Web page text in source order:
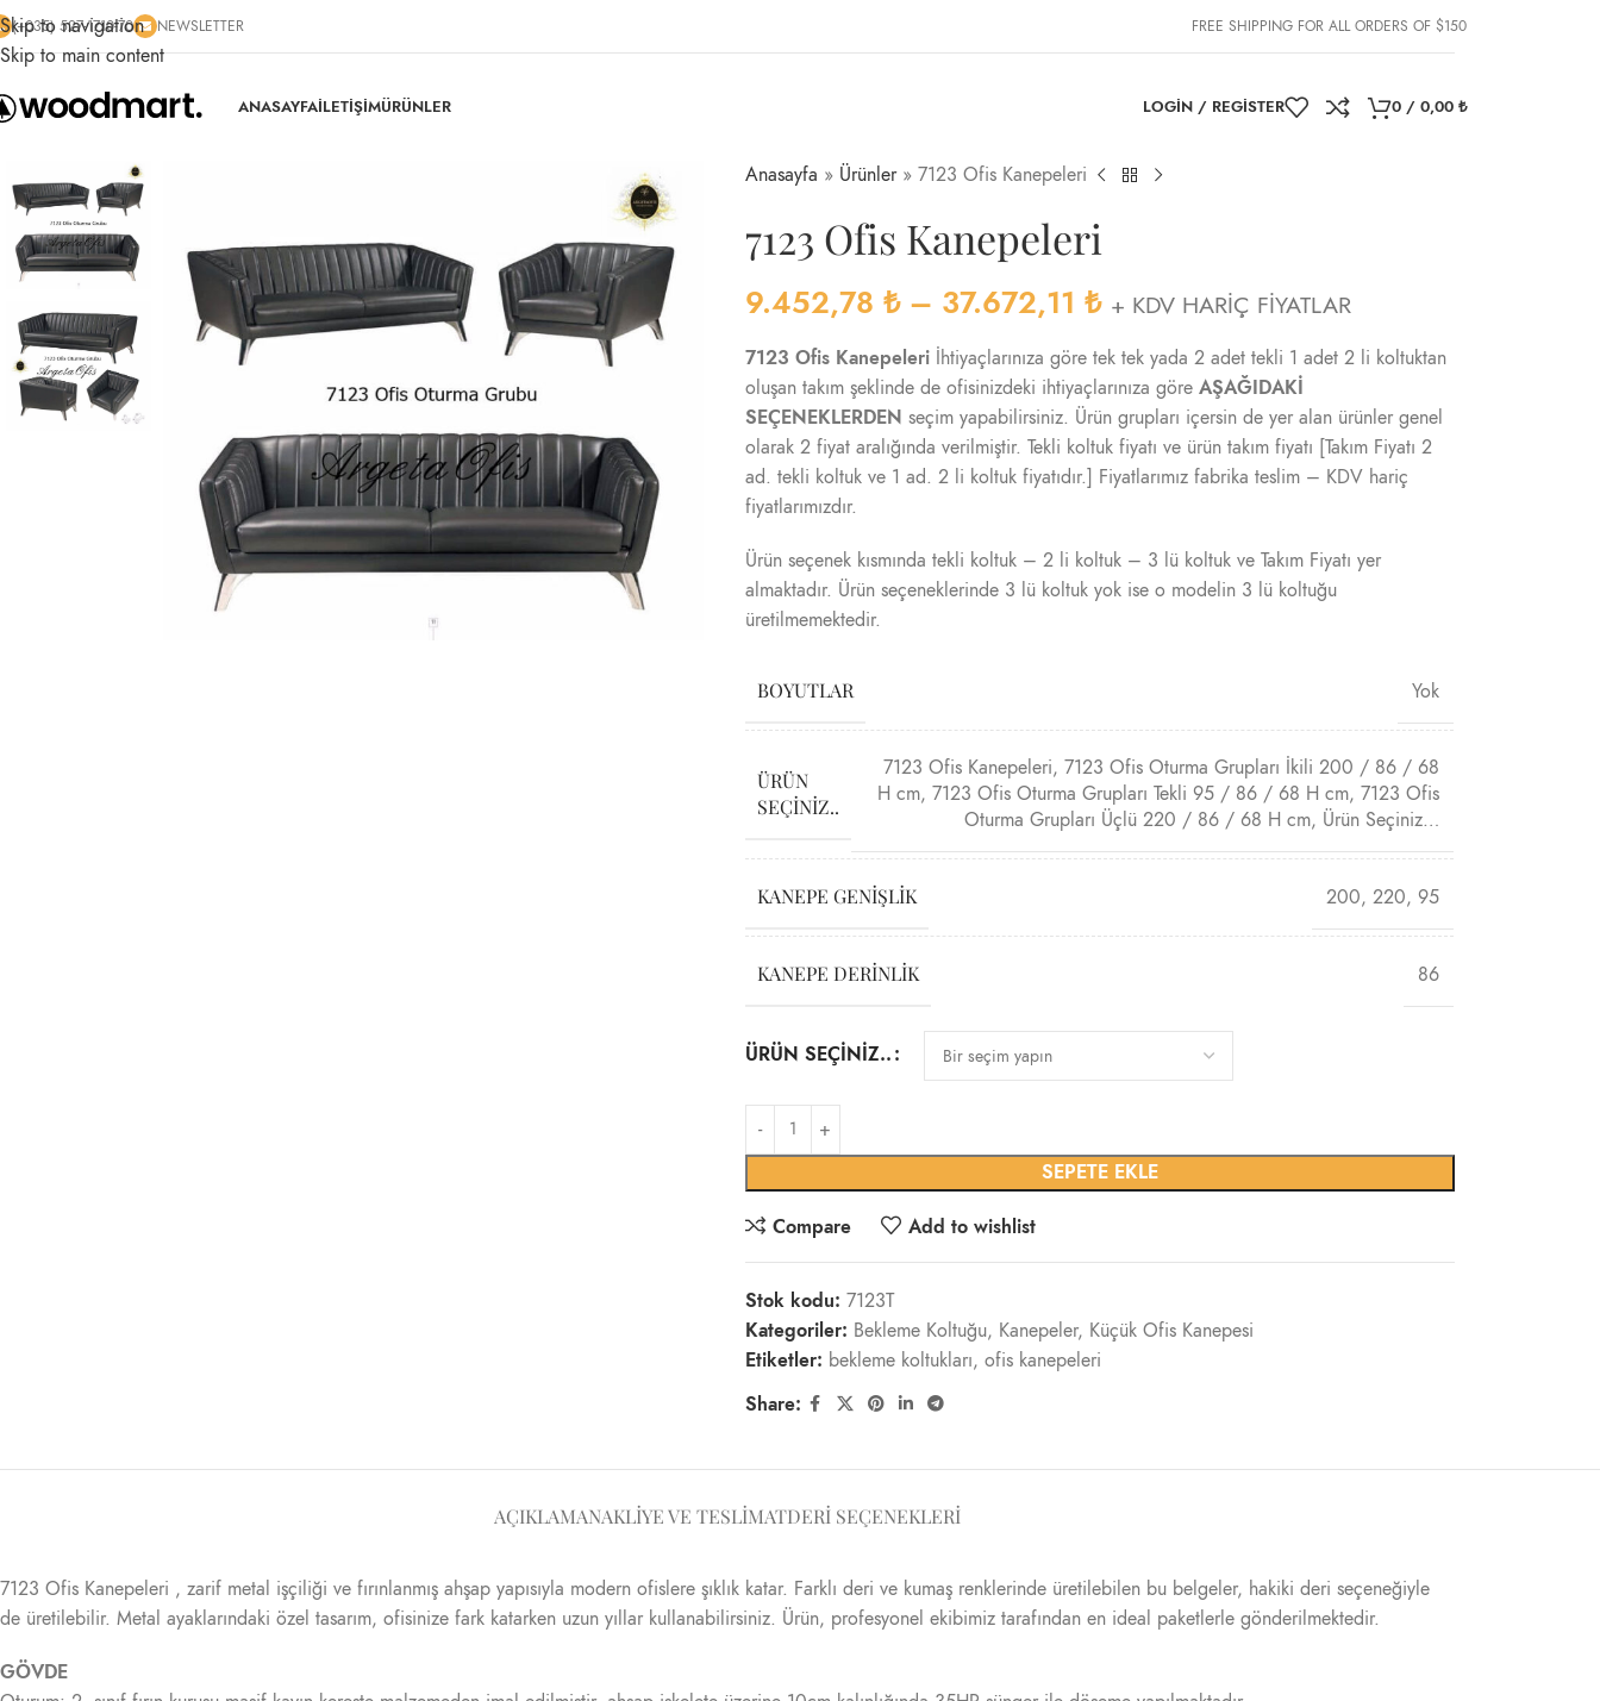
Skip to navigation
Skip to main content
(+035) 527-1710-70 NEWSLETTER FREE SHIPPING FOR ALL ORDERS OF $150
ANASAYFAİLETİŞİMÜRÜNLER LOGIN / REGISTER 0 / 0,00 ₺
Anasayfa » Ürünler» 7123 Ofis Kanepeleri
7123 Ofis Kanepeleri
9.452,78 ₺ – 37.672,11 ₺ + KDV HARİÇ FİYATLAR
7123 Ofis Kanepeleriİhtiyaçlarınıza göre tek tek yada 2 adet tekli 1 adet 2 li koltuktan
oluşan takım şeklinde de ofisinizdeki ihtiyaçlarınıza göre AŞAĞIDAKİ
SEÇENEKLERDEN seçim yapabilirsiniz. Ürün grupları içersin de yer alan ürünler genel
olarak 2 fiyat aralığında verilmiştir. Tekli koltuk fiyatı ve ürün takım fiyatı [Takım Fiyatı 2
ad. tekli koltuk ve 1 ad. 2 li koltuk fiyatıdır.] Fiyatlarımız fabrika teslim – KDV hariç
fiyatlarımızdır.
Ürün seçenek kısmında tekli koltuk – 2 li koltuk – 3 lü koltuk ve Takım Fiyatı yer
almaktadır. Ürün seçeneklerinde 3 lü koltuk yok ise o modelin 3 lü koltuğu
üretilmemektedir.
BOYUTLAR Yok
ÜRÜN
SEÇINIZ..
7123 Ofis Kanepeleri, 7123 Ofis Oturma Grupları İkili 200 / 86 / 68
H cm, 7123 Ofis Oturma Grupları Tekli 95 / 86 / 68 H cm, 7123 Ofis
Oturma Grupları Üçlü 220 / 86 / 68 H cm, Ürün Seçiniz…
KANEPE GENIŞLIK 200, 220, 95
KANEPE DERINLIK 86
ÜRÜN SEÇINIZ..
SEPETE EKLE
Compare Add to wishlist
Stok kodu: 7123T
Kategoriler: Bekleme Koltuğu, Kanepeler, Küçük Ofis Kanepesi
Etiketler: bekleme koltukları, ofis kanepeleri
Share:
AÇIKLAMANAKLIYE VE TESLIMATDERI SEÇENEKLERI
7123 Ofis Kanepeleri , zarif metal işçiliği ve fırınlanmış ahşap yapısıyla modern ofislere şıklık katar. Farklı deri ve kumaş renklerinde üretilebilen bu belgeler, hakiki deri seçeneğiyle
de üretilebilir. Metal ayaklarındaki özel tasarım, ofisinize fark katarken uzun yıllar kullanabilirsiniz. Ürün, profesyonel ekibimiz tarafından en ideal paketlerle gönderilmektedir.
GÖVDE